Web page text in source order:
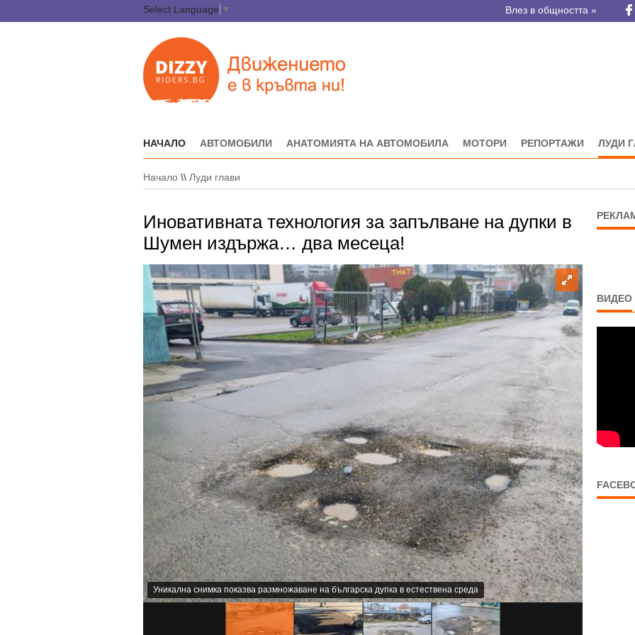
Select Language ▼ Влез в общността »
НАЧАЛО АВТОМОБИЛИ АНАТОМИЯТА НА АВТОМОБИЛА МОТОРИ РЕПОРТАЖИ ЛУДИ
Начало \\ Луди глави
Иновативната технология за запълване на дупки в
Шумен издържа… два месеца!
Уникална снимка показва размножаване на българска дупка в естествена среда
ВИДЕО